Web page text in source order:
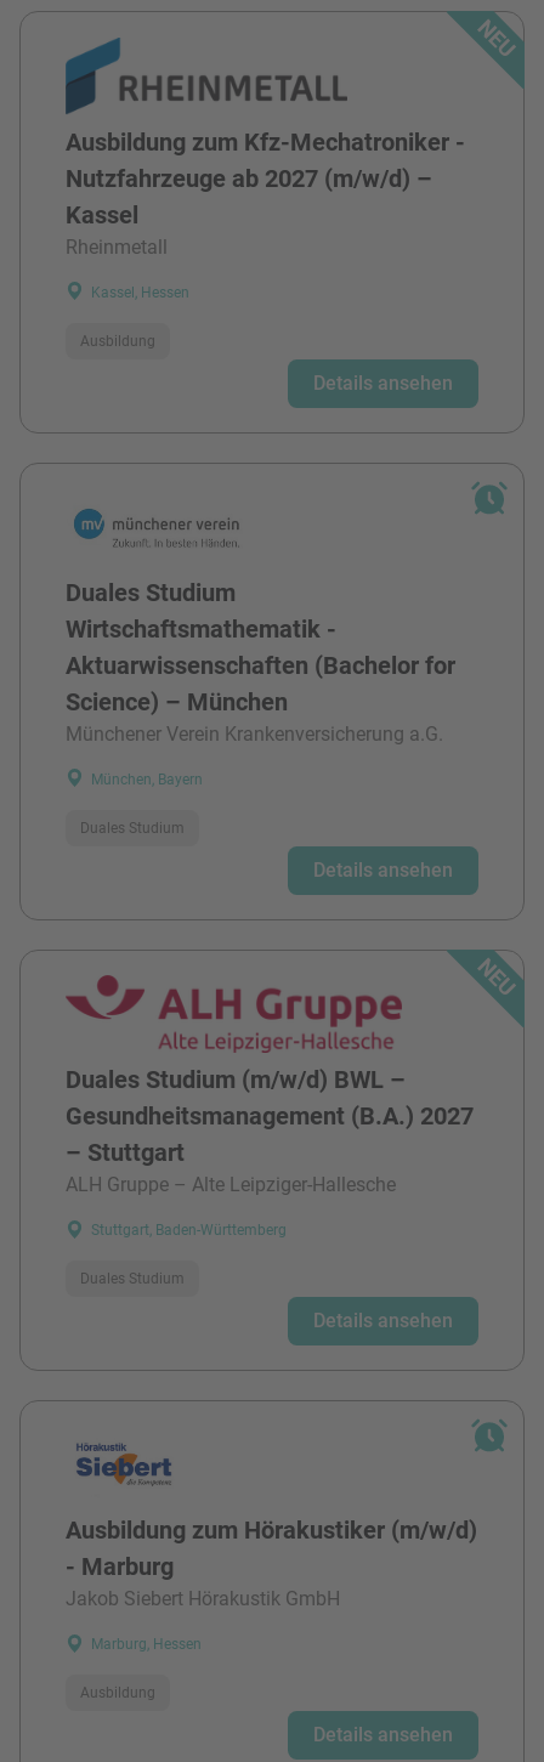
Ausbildung zum Kfz-Mechatroniker -
Nutzfahrzeuge ab 2027 (m/w/d) –
Kassel
Rheinmetall
Kassel, Hessen
Ausbildung
Details ansehen
Duales Studium
Wirtschaftsmathematik -
Aktuarwissenschaften (Bachelor for
Science) – München
Münchener Verein Krankenversicherung a.G.
München, Bayern
Duales Studium
Details ansehen
Duales Studium (m/w/d) BWL –
Gesundheitsmanagement (B.A.) 2027
– Stuttgart
ALH Gruppe – Alte Leipziger-Hallesche
Stuttgart, Baden-Württemberg
Duales Studium
Details ansehen
Ausbildung zum Hörakustiker (m/w/d)
- Marburg
Jakob Siebert Hörakustik GmbH
Marburg, Hessen
Ausbildung
Details ansehen